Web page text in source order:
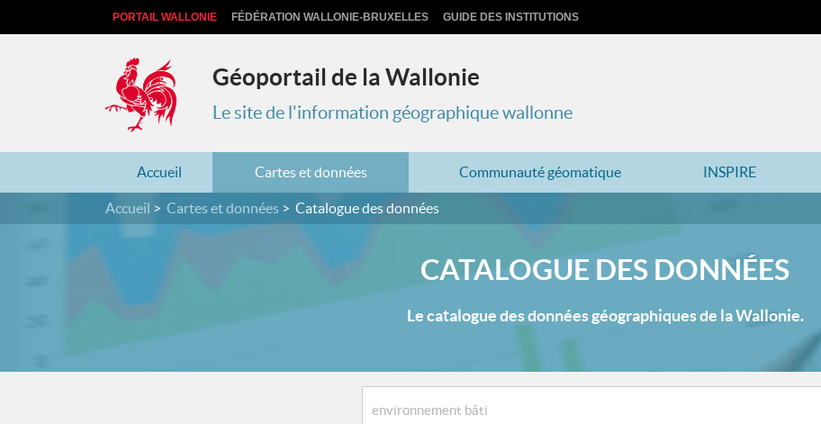
PORTAIL WALLONIE FÉDÉRATION WALLONIE-BRUXELLES GUIDE DES INSTITUTIONS
Géoportail de la Wallonie
Le site de l'information géographique wallonne
Accueil Cartes et données Communauté géomatique INSPIRE
Accueil Cartes et données Catalogue des données
CATALOGUE DES DONNÉES
Le catalogue des données géographiques de la Wallonie.